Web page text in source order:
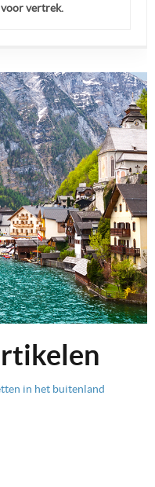
vertrek.
in het buitenland